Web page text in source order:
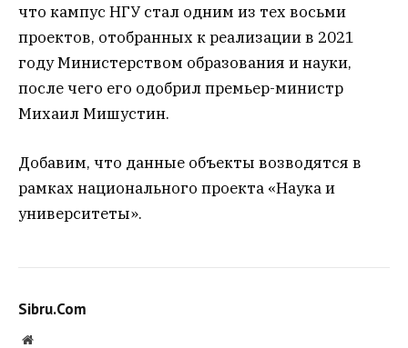
что кампус НГУ стал одним из тех восьми
проектов, отобранных к реализации в 2021
году Министерством образования и науки,
после чего его одобрил премьер-министр
Михаил Мишустин.
Добавим, что данные объекты возводятся в
рамках национального проекта «Наука и
университеты».
Sibru.Com
Website